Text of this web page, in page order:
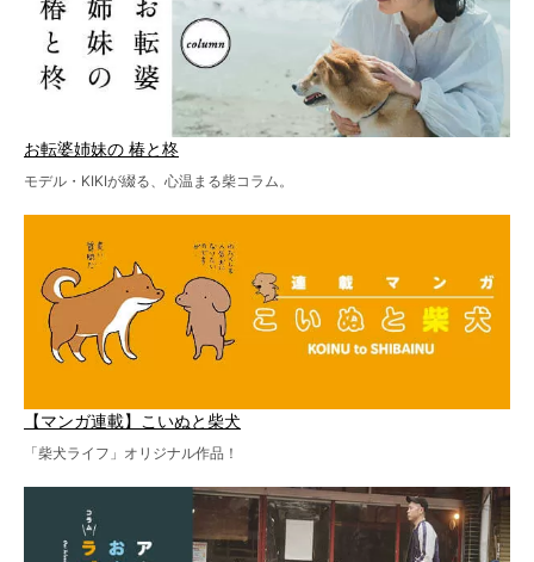
お転婆姉妹の 椿と柊
モデル・KIKIが綴る、心温まる柴コラム。
【マンガ連載】こいぬと柴犬
「柴犬ライフ」オリジナル作品！